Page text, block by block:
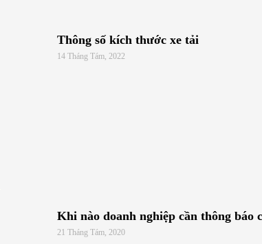
Thông số kích thước xe tải
14 Tháng Tám, 2022
Khi nào doanh nghiệp cần thông báo
21 Tháng Tám, 2020